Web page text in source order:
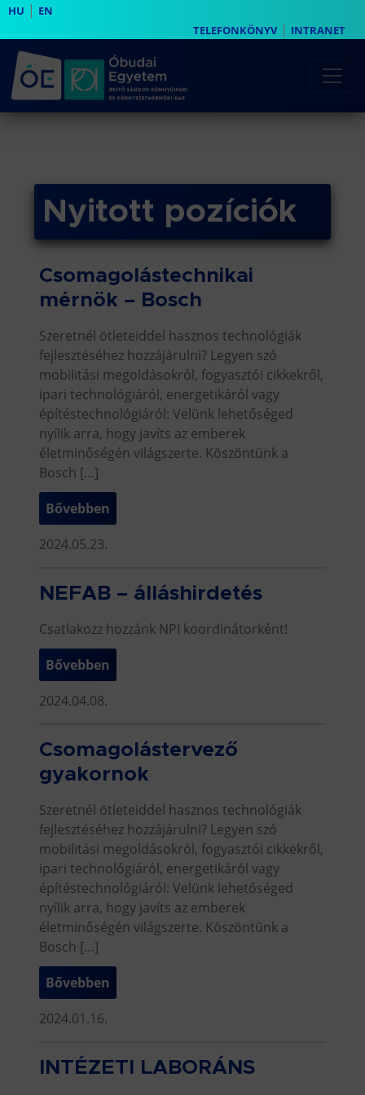
HU | EN
TELEFONKÖNYV| INTRANET
Nyitott pozíciók
Csomagolástechnikai
mérnök – Bosch
Szeretnél ötleteiddel hasznos technológiák
fejlesztéséhez hozzájárulni? Legyen szó
mobilitási megoldásokról, fogyasztói cikkekről,
ipari technológiáról, energetikáról vagy
építéstechnológiáról: Velünk lehetőséged
nyílik arra, hogy javíts az emberek
életminőségén világszerte. Köszöntünk a
Bosch […]
Bővebben
2024.05.23.
NEFAB – álláshirdetés
Csatlakozz hozzánk NPI koordinátorként!
Bővebben
2024.04.08.
Csomagolástervező
gyakornok
Szeretnél ötleteiddel hasznos technológiák
fejlesztéséhez hozzájárulni? Legyen szó
mobilitási megoldásokról, fogyasztói cikkekről,
ipari technológiáról, energetikáról vagy
építéstechnológiáról: Velünk lehetőséged
nyílik arra, hogy javíts az emberek
életminőségén világszerte. Köszöntünk a
Bosch […]
Bővebben
2024.01.16.
INTÉZETI LABORÁNS